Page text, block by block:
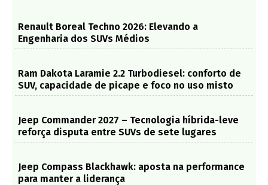
Renault Boreal Techno 2026: Elevando a
Engenharia dos SUVs Médios
Ram Dakota Laramie 2.2 Turbodiesel: conforto de
SUV, capacidade de picape e foco no uso misto
Jeep Commander 2027 – Tecnologia híbrida-leve
reforça disputa entre SUVs de sete lugares
Jeep Compass Blackhawk: aposta na performance
para manter a liderança